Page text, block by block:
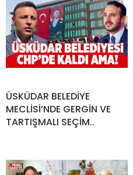
ÜSKÜDAR BELEDİYE
MECLİSİ’NDE GERGİN VE
TARTIŞMALI SEÇİM..